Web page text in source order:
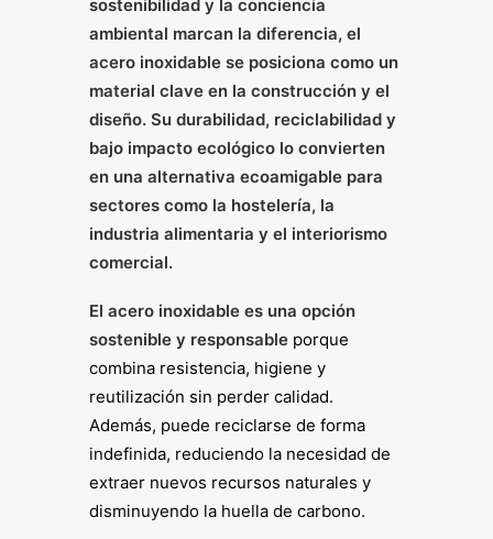
sostenibilidad y la conciencia
ambiental marcan la diferencia, el
acero inoxidable se posiciona como un
material clave en la construcción y el
diseño. Su durabilidad, reciclabilidad y
bajo impacto ecológico lo convierten
en una alternativa ecoamigable para
sectores como la hostelería, la
industria alimentaria y el interiorismo
comercial.
El acero inoxidable es una opción
sostenible y responsableporque
combina resistencia, higiene y
reutilización sin perder calidad.
Además, puede reciclarse de forma
indefinida, reduciendo la necesidad de
extraer nuevos recursos naturales y
disminuyendo la huella de carbono.